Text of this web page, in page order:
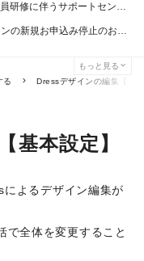
【重要】8/28(金) 社員研修に伴うサポートセンター休業のお知らせ
【再開】独自ドメインの新規お申込み停止のお知らせ
もっと見る
る Dressデザインの編集【基
基本設定】
よるデザイン編集が
で全体を変更すること